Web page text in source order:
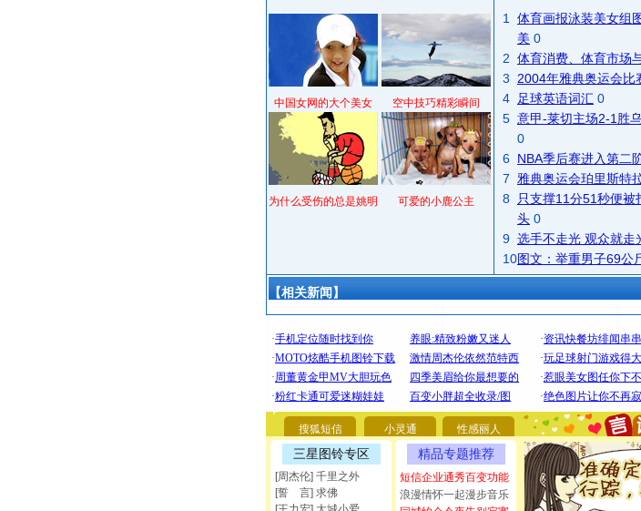
中国女网的大个美女 空中技巧精彩瞬间
为什么受伤的总是姚明 可爱的小鹿公主
1
体育画报泳装美女组
美 0
2 体育消费、体育市场
3
2004年雅典奥运会比
4
足球英语词汇 0
5 意甲-莱切主场2-1胜
0
6 NBA季后赛进入第二
7
雅典奥运会珀里斯特
8
只支撑11分51秒便
头 0
9 选手不走光 观众就走
10图文：举重男子69公
【相关新闻】
搜狐短信 小灵通 性感丽人
三星图铃专区
[周杰伦] 千里之外
[誓 言] 求佛
精品专题推荐
短信企业通秀百变功能
浪漫情怀一起漫步音乐
[圣诞节]圣诞节到了，
你太多，只有给你五千
要平安！千万要知足！
[圣诞节]不只这样的日
能正大光明地骚扰你,告
都要快乐噢!
[圣诞节]
奉上一颗祝福
如意,快乐,鲜花,一切美